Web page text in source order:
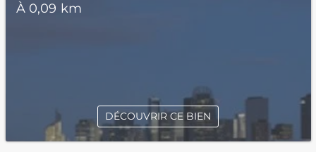
À 0,09 km
DÉCOUVRIR CE BIEN